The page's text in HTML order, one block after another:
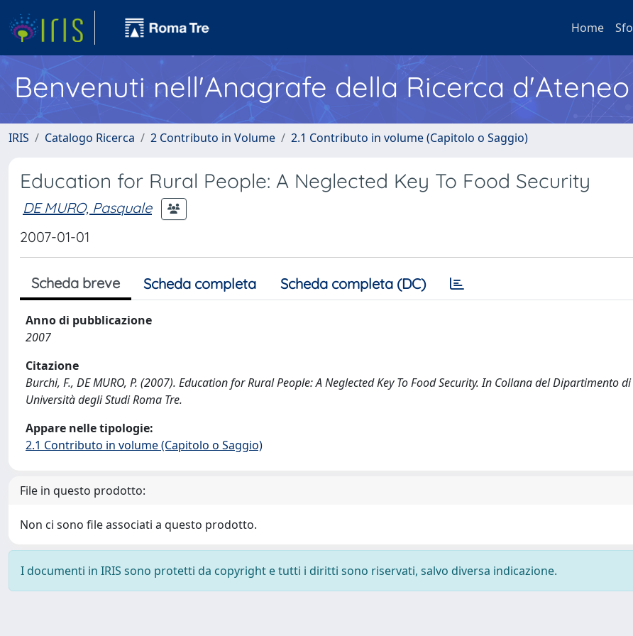
Home
Benvenuti nell'Anagrafe della Ricerca d'Ateneo
IRIS Catalogo Ricerca 2 Contributo in Volume 2.1 Contributo in volume (Capitolo o Saggio)
Education for Rural People: A Neglected Key To Food Security
DE MURO, Pasquale
2007-01-01
Scheda breve Scheda completa Scheda completa (DC)
Anno di pubblicazione
2007
Citazione
Burchi, F., DE MURO, P. (2007). Education for Rural People: A Neglected Key To Food Security. In Collana del Dipartimento
Università degli Studi Roma Tre.
Appare nelle tipologie:
2.1 Contributo in volume (Capitolo o Saggio)
File in questo prodotto:
Non ci sono file associati a questo prodotto.
I documenti in IRIS sono protetti da copyright e tutti i diritti sono riservati, salvo diversa indicazione.